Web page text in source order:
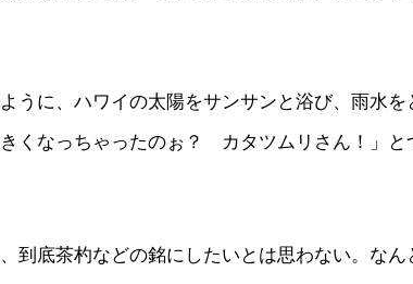
うに、ハワイの太陽をサンサンと浴び、雨水を
くなっちゃったのぉ？ カタツムリさん！」と
到底茶杓などの銘にしたいとは思わない。なん